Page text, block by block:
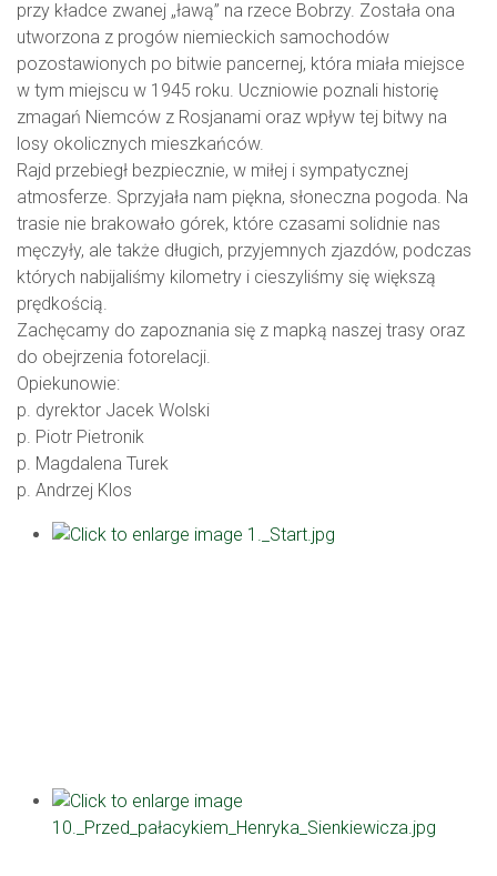
przy kładce zwanej „ławą” na rzece Bobrzy. Została ona
utworzona z progów niemieckich samochodów
pozostawionych po bitwie pancernej, która miała miejsce
w tym miejscu w 1945 roku. Uczniowie poznali historię
zmagań Niemców z Rosjanami oraz wpływ tej bitwy na
losy okolicznych mieszkańców.
Rajd przebiegł bezpiecznie, w miłej i sympatycznej
atmosferze. Sprzyjała nam piękna, słoneczna pogoda. Na
trasie nie brakowało górek, które czasami solidnie nas
męczyły, ale także długich, przyjemnych zjazdów, podczas
których nabijaliśmy kilometry i cieszyliśmy się większą
prędkością.
Zachęcamy do zapoznania się z mapką naszej trasy oraz
do obejrzenia fotorelacji.
Opiekunowie:
p. dyrektor Jacek Wolski
p. Piotr Pietronik
p. Magdalena Turek
p. Andrzej Klos